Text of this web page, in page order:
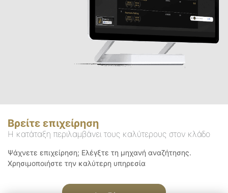
Βρείτε επιχείρηση
Η κατάταξη περιλαμβάνει τους καλύτερους στον κλάδο
Ψάχνετε επιχείρηση; Ελέγξτε τη μηχανή αναζήτησης.
Χρησιμοποιήστε την καλύτερη υπηρεσία